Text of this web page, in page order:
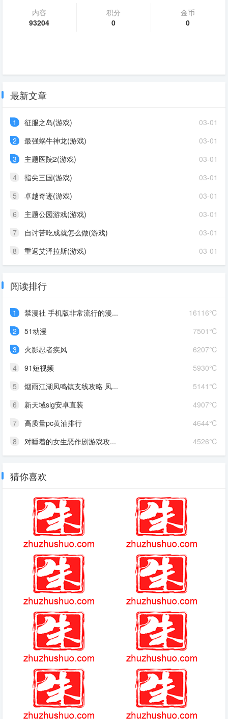
内容
93204
积分
0
金币
0
最新文章
03-01
1
征服之岛(游戏)
03-01
2
最强蜗牛神龙(游戏)
03-01
3
主题医院2(游戏)
03-01
4
指尖三国(游戏)
03-01
5
卓越奇迹(游戏)
03-01
6
主题公园游戏(游戏)
03-01
7
自讨苦吃成就怎么做(游戏)
03-01
8 重返艾泽拉斯(游戏)
阅读排行
16116℃
1
禁漫社 手机版非常流行的漫...
7501℃
2
51动漫
6207℃
3
火影忍者疾风
5930℃
4
91短视频
5141℃
5
烟雨江湖凤鸣镇支线攻略 凤...
4907℃
6
新天域slg安卓直装
4644℃
7
高质量pc黄油排行
4526℃
8 对睡着的女生恶作剧游戏攻...
猜你喜欢
幻兽帕鲁新成就 大天使之剑h5
(2025-09-17热点)-10天涨100
亿 宇树科技朋友圈狂欢 资本盛
宴开启
(2025-09-03热点)-22位明星名
人现场观看阅兵，马龙低调，
69岁张明敏一句话让人落泪
三国志9威力加强版
(2025-10-04热点)-微信时间能
切换显示 隐藏功能引热议 新功
能引发网友讨论